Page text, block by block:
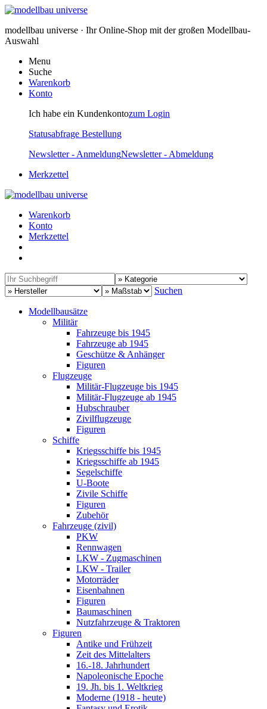
modellbau universe · Ihr Online-Shop mit der großen Modellbau-
Auswahl
Menu
Suche
Warenkorb
Konto
Ich habe ein Kundenkontozum Login
Statusabfrage Bestellung
Newsletter - AnmeldungNewsletter - Abmeldung
Merkzettel
Warenkorb
Konto
Merkzettel
Suchen
Modellbausätze
Militär
Fahrzeuge bis 1945
Fahrzeuge ab 1945
Geschütze & Anhänger
Figuren
Flugzeuge
Militär-Flugzeuge bis 1945
Militär-Flugzeuge ab 1945
Hubschrauber
Zivilflugzeuge
Figuren
Schiffe
Kriegsschiffe bis 1945
Kriegsschiffe ab 1945
Segelschiffe
U-Boote
Zivile Schiffe
Figuren
Zubehör
Fahrzeuge (zivil)
PKW
Rennwagen
LKW - Zugmaschinen
LKW - Trailer
Motorräder
Eisenbahnen
Figuren
Baumaschinen
Nutzfahrzeuge & Traktoren
Figuren
Antike und Frühzeit
Zeit des Mittelalters
16.-18. Jahrhundert
Napoleonische Epoche
19. Jh. bis 1. Weltkrieg
Moderne (1918 - heute)